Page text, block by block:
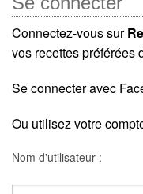
Connectez-vous sur
vos recettes préférées
Se connecter avec
Ou utilisez votre
Nom d'utilisateur :